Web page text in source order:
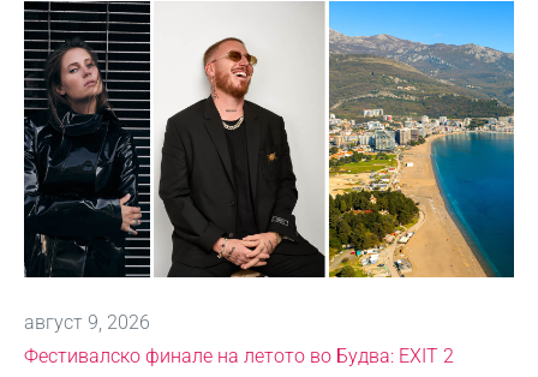
август 9, 2026
Фестивалско финале на летото во Будва: EXIT 2